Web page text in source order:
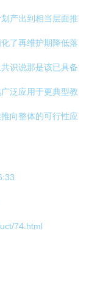
产出到相当层面推
了再维护期降低落
识说那是该已具备
泛应用于更典型教
向整体的可行性应
74.html